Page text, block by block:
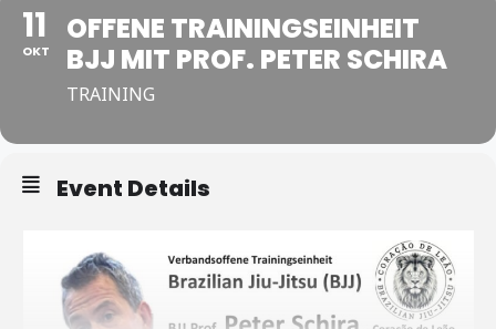
11
OKT
OFFENE TRAININGSEINHEIT
BJJ MIT PROF. PETER SCHIRA
TRAINING
Event Details